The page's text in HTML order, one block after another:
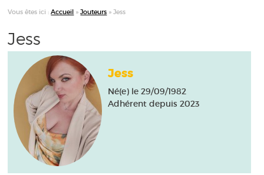
Vous êtes ici :Accueil »Jouteurs »Jess
Jess
Jess
Né(e) le 29/09/1982
Adhérent depuis 2023